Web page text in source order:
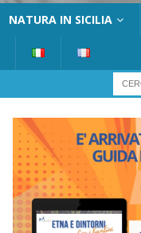
NATURA IN SICILIA